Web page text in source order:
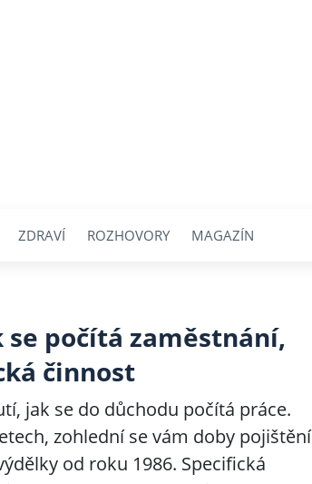
ZDRAVÍ ROZHOVORY MAGAZÍN
se počítá zaměstnání,
činnost
jak se do důchodu počítá práce.
zohlední se vám doby pojištění
od roku 1986. Specifická